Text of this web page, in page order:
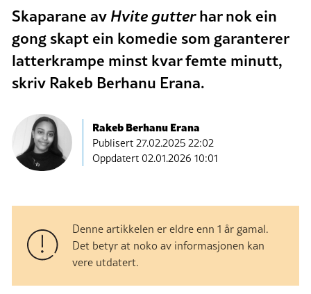
Skaparane avHvite gutterhar nok ein
gong skapt ein komedie som garanterer
latterkrampe minst kvar femte minutt,
skriv Rakeb Berhanu Erana.
Rakeb Berhanu Erana
Publisert27.02.2025 22:02
Oppdatert 02.01.2026 10:01
Denne artikkelen er eldre enn 1 år gamal.
Det betyr at noko av informasjonen kan
vere utdatert.